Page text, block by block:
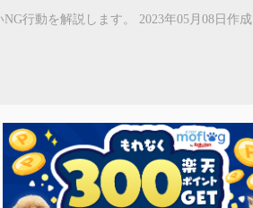
行動を解説します。 2023年05月08日作成